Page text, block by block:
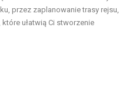
przez zaplanowanie trasy
ułatwią Ci stworzenie